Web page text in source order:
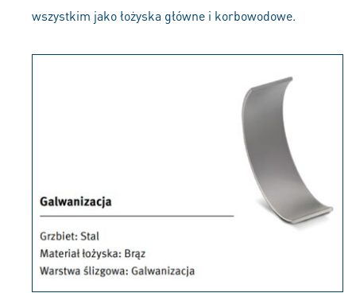
wszystkim jako łożyska główne i korbowodowe.